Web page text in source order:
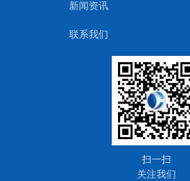
新闻资讯
联系我们
扫一扫
关注我们